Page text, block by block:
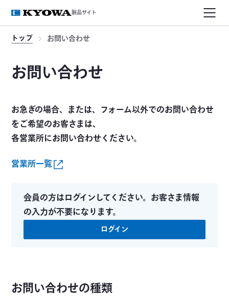
製品サイト
トップ お問い合わせ
お問い合わせ
お急ぎの場合、または、フォーム以外でのお問い合わせ
をご希望のお客さまは、
各営業所にお問い合わせください。
営業所一覧
会員の方はログインしてください。お客さま情報
の入力が不要になります。
ログイン
お問い合わせの種類